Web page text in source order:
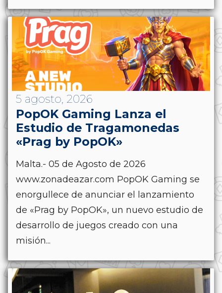
5 agosto, 2026
PopOK Gaming Lanza el
Estudio de Tragamonedas
«Prag by PopOK»
Malta.- 05 de Agosto de 2026
www.zonadeazar.com PopOK Gaming se
enorgullece de anunciar el lanzamiento
de «Prag by PopOK», un nuevo estudio de
desarrollo de juegos creado con una
misión...